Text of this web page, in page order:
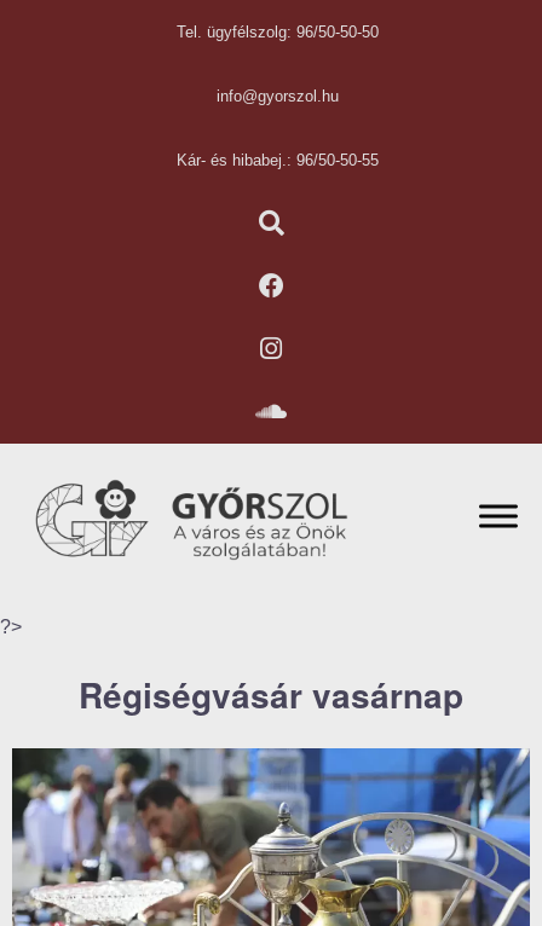
Tel. ügyfélszolg: 96/50-50-50
info@gyorszol.hu
Kár- és hibabej.: 96/50-50-55
?>
Régiségvásár vasárnap